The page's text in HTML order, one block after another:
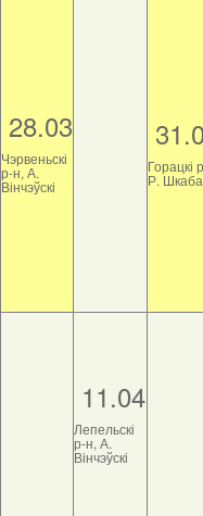
28.03
Чэрвеньскі
р-н, А.
Вінчэўскі
Горацкі
Р.
11.04
Лепельскі
р-н, А.
Вінчэўскі